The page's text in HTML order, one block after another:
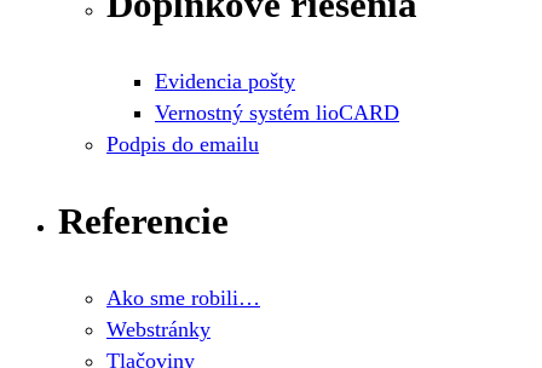
Evidencia pošty
Vernostný systém lioCARD
Podpis do emailu
Referencie
Ako sme robili…
Webstránky
Tlačoviny